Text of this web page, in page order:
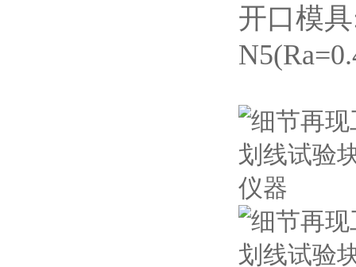
开口模